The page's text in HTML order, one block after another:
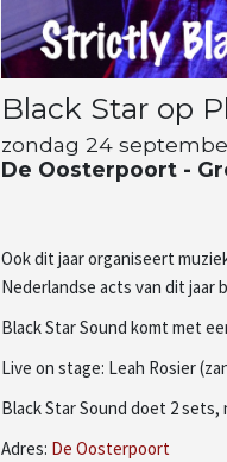
Black Star op
zondag 24
De Oosterpoort -
Ook dit jaar organiseert
Nederlandse acts van dit jaar
Black Star Sound komt met
Live on stage: Leah Rosier
Black Star Sound doet 2 sets,
Adres: De Oosterpoort